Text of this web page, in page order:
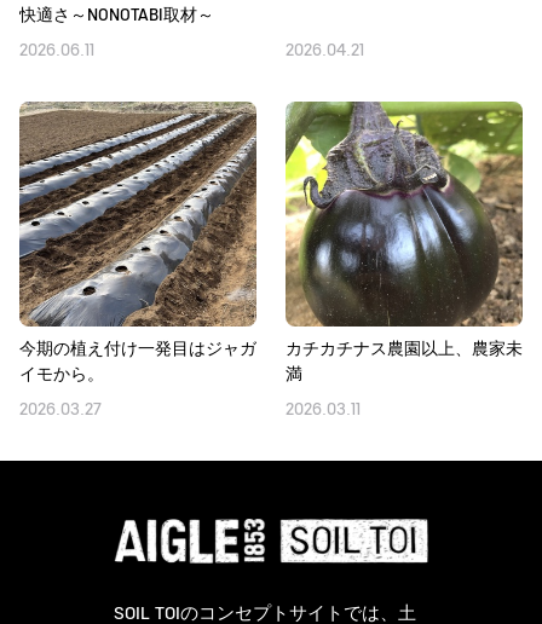
快適さ～NONOTABI取材～
2026.06.11
2026.04.21
今期の植え付け一発目はジャガ
イモから。
2026.03.27
カチカチナス農園以上、農家未
満
2026.03.11
SOIL TOIのコンセプトサイトでは、土